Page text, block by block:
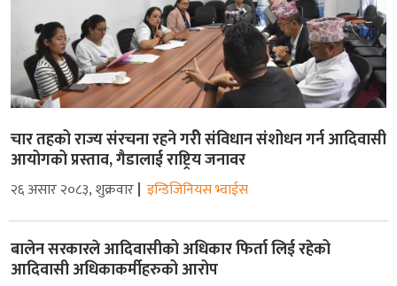
चार तहको राज्य संरचना रहने गरीे संविधान संशोधन गर्न आदिवासी
आयोगको प्रस्ताव, गैडालाई राष्ट्रिय जनावर
२६ असार २०८३, शुक्रवार इन्डिजिनियस भ्वाईस
बालेन सरकारले आदिवासीको अधिकार फिर्ता लिई रहेको
आदिवासी अधिकाकर्मीहरुको आरोप